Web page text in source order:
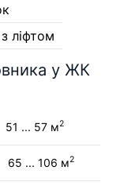
ліфтом
у ЖК
51 ... 57 м2
65 ... 106 м2